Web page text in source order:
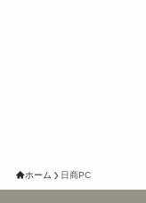
ホーム 日商PC